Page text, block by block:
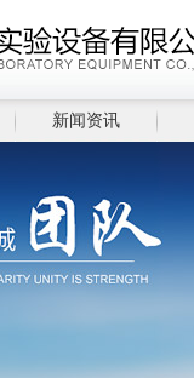
新闻资讯